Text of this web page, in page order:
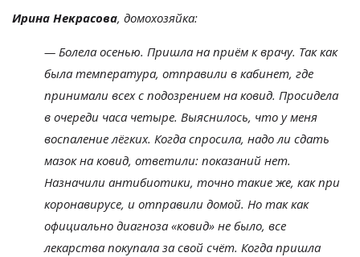
Ирина Некрасова, домохозяйка:
— Болела осенью. Пришла на приём к врачу. Так как
была температура, отправили в кабинет, где
принимали всех с подозрением на ковид. Просидела
в очереди часа четыре. Выяснилось, что у меня
воспаление лёгких. Когда спросила, надо ли сдать
мазок на ковид, ответили: показаний нет.
Назначили антибиотики, точно такие же, как при
коронавирусе, и отправили домой. Но так как
официально диагноза «ковид» не было, все
лекарства покупала за свой счёт. Когда пришла